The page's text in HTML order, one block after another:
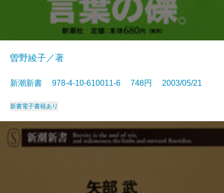
曽野綾子／著
新潮新書 978-4-10-610011-6 748円 2003/05/21
新書電子書籍あり